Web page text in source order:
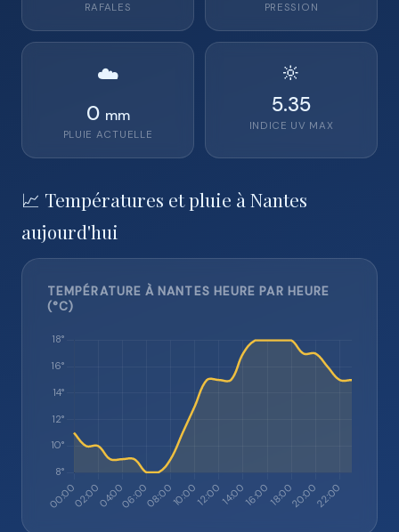
RAFALES PRESSION
☁️
0 mm
PLUIE ACTUELLE
🔆
5.35
INDICE UV MAX
📈 Températures et pluie à Nantes
aujourd'hui
TEMPÉRATURE À NANTES HEURE PAR HEURE
(°C)